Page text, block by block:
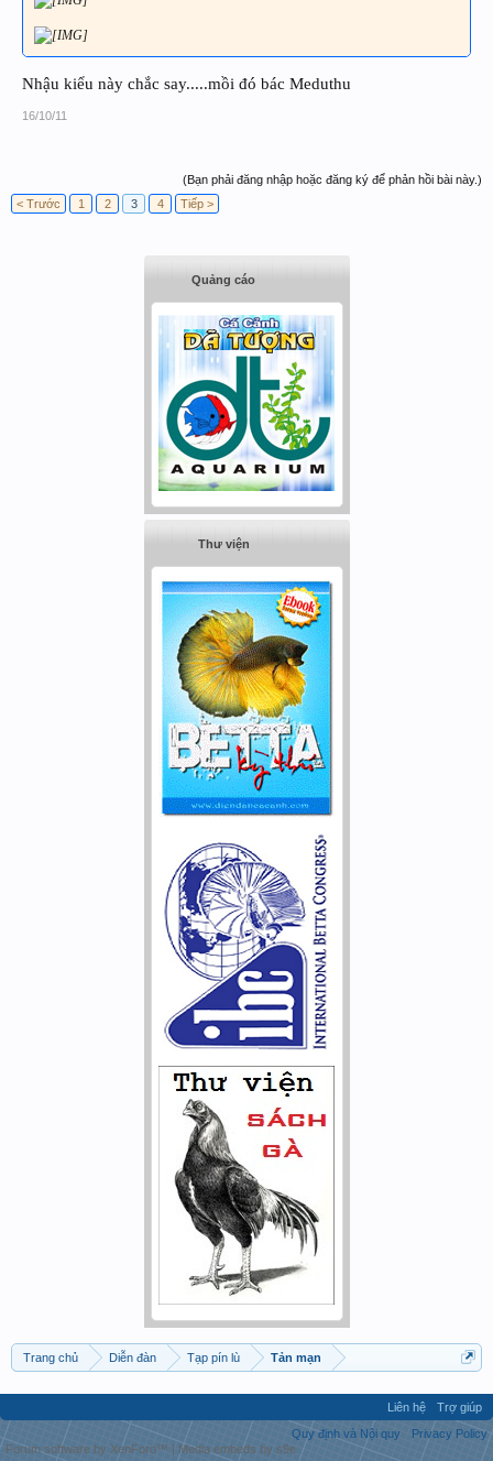
Nhậu kiểu này chắc say.....mồi đó bác Meduthu
16/10/11
(Bạn phải đăng nhập hoặc đăng ký để phản hồi bài này.)
< Trước
1 2 3 4 Tiếp >
Quảng cáo
Thư viện
Trang chủ Diễn đàn Tạp pín lù Tản mạn
Liên hệ
Trợ giúp
Quy định và Nội quy
Privacy Policy
Forum software by XenForo™ | Media embeds by s9e